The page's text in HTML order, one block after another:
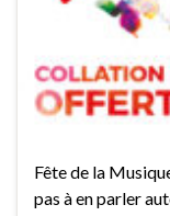
Fête de la
pas à en parler